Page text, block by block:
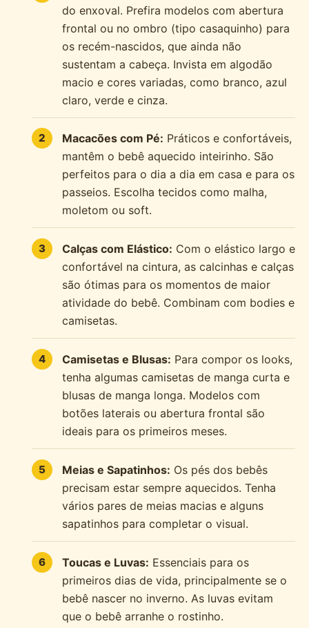
do enxoval. Prefira modelos com abertura
frontal ou no ombro (tipo casaquinho) para
os recém-nascidos, que ainda não
sustentam a cabeça. Invista em algodão
macio e cores variadas, como branco, azul
claro, verde e cinza.
Macacões com Pé: Práticos e confortáveis,
mantêm o bebê aquecido inteirinho. São
perfeitos para o dia a dia em casa e para os
passeios. Escolha tecidos como malha,
moletom ou soft.
Calças com Elástico: Com o elástico largo e
confortável na cintura, as calcinhas e calças
são ótimas para os momentos de maior
atividade do bebê. Combinam com bodies e
camisetas.
Camisetas e Blusas: Para compor os looks,
tenha algumas camisetas de manga curta e
blusas de manga longa. Modelos com
botões laterais ou abertura frontal são
ideais para os primeiros meses.
Meias e Sapatinhos: Os pés dos bebês
precisam estar sempre aquecidos. Tenha
vários pares de meias macias e alguns
sapatinhos para completar o visual.
Toucas e Luvas: Essenciais para os
primeiros dias de vida, principalmente se o
bebê nascer no inverno. As luvas evitam
que o bebê arranhe o rostinho.